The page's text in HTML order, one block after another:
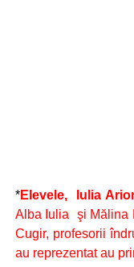
*Elevele, Iulia
Alba Iulia şi Mălina
Cugir, profesorii
au reprezentat au